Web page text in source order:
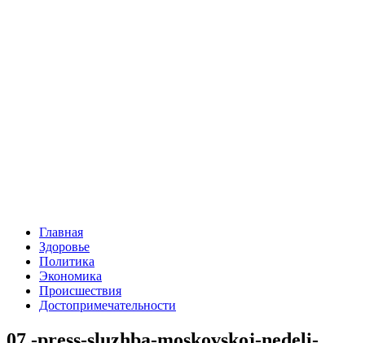
Главная
Здоровье
Политика
Экономика
Происшествия
Достопримечательности